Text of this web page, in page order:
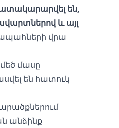
են,
և այլ
վրա
մեծ մասը
են հատուկ
անձինք